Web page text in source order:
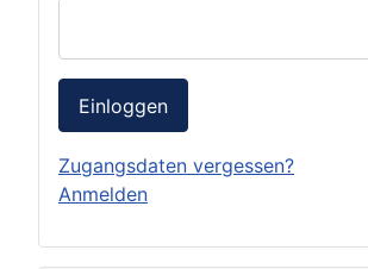
Einloggen
Zugangsdaten vergessen?
Anmelden